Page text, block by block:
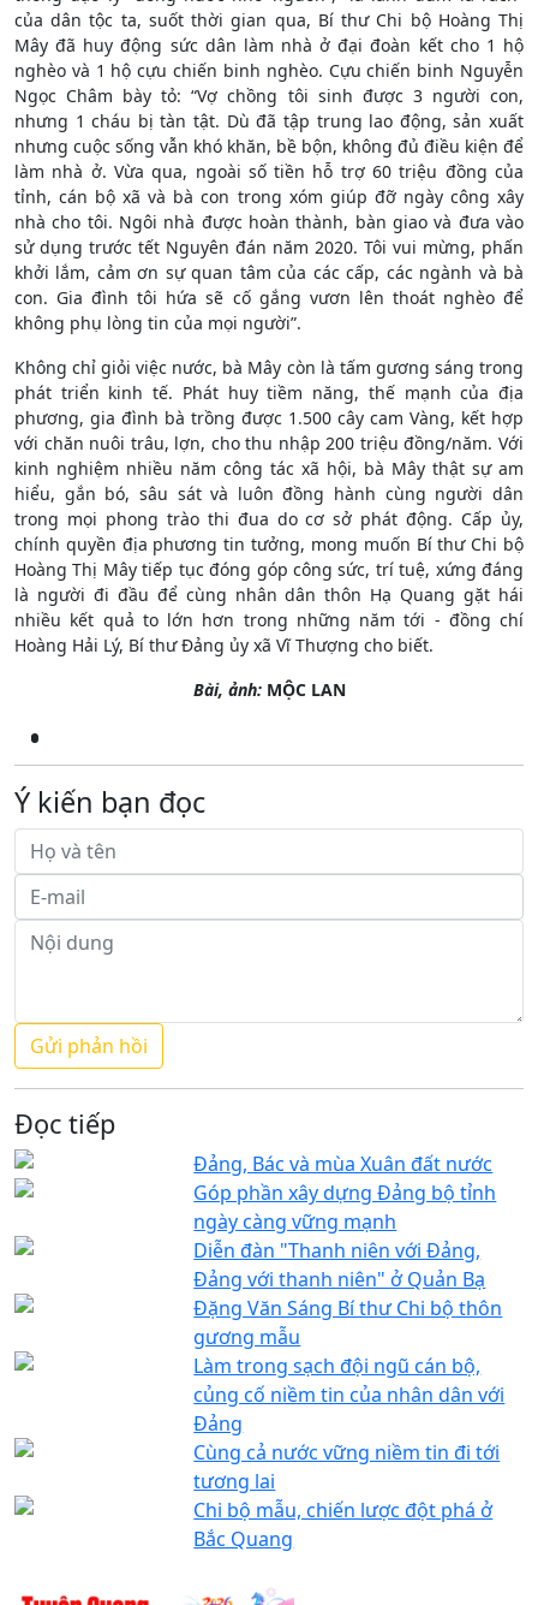
của dân tộc ta, suốt thời gian qua, Bí thư Chi bộ Hoàng Thị
Mây đã huy động sức dân làm nhà ở đại đoàn kết cho 1 hộ
nghèo và 1 hộ cựu chiến binh nghèo. Cựu chiến binh Nguyễn
Ngọc Châm bày tỏ: “Vợ chồng tôi sinh được 3 người con,
nhưng 1 cháu bị tàn tật. Dù đã tập trung lao động, sản xuất
nhưng cuộc sống vẫn khó khăn, bề bộn, không đủ điều kiện để
làm nhà ở. Vừa qua, ngoài số tiền hỗ trợ 60 triệu đồng của
tỉnh, cán bộ xã và bà con trong xóm giúp đỡ ngày công xây
nhà cho tôi. Ngôi nhà được hoàn thành, bàn giao và đưa vào
sử dụng trước tết Nguyên đán năm 2020. Tôi vui mừng, phấn
khởi lắm, cảm ơn sự quan tâm của các cấp, các ngành và bà
con. Gia đình tôi hứa sẽ cố gắng vươn lên thoát nghèo để
không phụ lòng tin của mọi người”.
Không chỉ giỏi việc nước, bà Mây còn là tấm gương sáng trong
phát triển kinh tế. Phát huy tiềm năng, thế mạnh của địa
phương, gia đình bà trồng được 1.500 cây cam Vàng, kết hợp
với chăn nuôi trâu, lợn, cho thu nhập 200 triệu đồng/năm. Với
kinh nghiệm nhiều năm công tác xã hội, bà Mây thật sự am
hiểu, gắn bó, sâu sát và luôn đồng hành cùng người dân
trong mọi phong trào thi đua do cơ sở phát động. Cấp ủy,
chính quyền địa phương tin tưởng, mong muốn Bí thư Chi bộ
Hoàng Thị Mây tiếp tục đóng góp công sức, trí tuệ, xứng đáng
là người đi đầu để cùng nhân dân thôn Hạ Quang gặt hái
nhiều kết quả to lớn hơn trong những năm tới - đồng chí
Hoàng Hải Lý, Bí thư Đảng ủy xã Vĩ Thượng cho biết.
Bài, ảnh:MỘC LAN
Ý kiến bạn đọc
Đọc tiếp
Đảng, Bác và mùa Xuân đất nước
Góp phần xây dựng Đảng bộ tỉnh
ngày càng vững mạnh
Diễn đàn "Thanh niên với Đảng,
Đảng với thanh niên" ở Quản Bạ
Đặng Văn Sáng Bí thư Chi bộ thôn
gương mẫu
Làm trong sạch đội ngũ cán bộ,
củng cố niềm tin của nhân dân với
Đảng
Cùng cả nước vững niềm tin đi tới
tương lai
Chi bộ mẫu, chiến lược đột phá ở
Bắc Quang